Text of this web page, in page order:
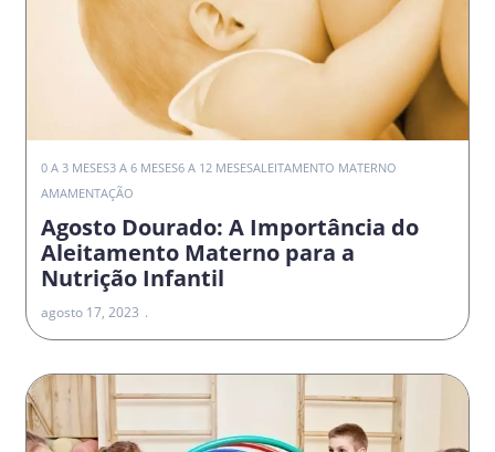
0 A 3 MESES3 A 6 MESES6 A 12 MESESALEITAMENTO MATERNO
AMAMENTAÇÃO
Agosto Dourado: A Importância do
Aleitamento Materno para a
Nutrição Infantil
agosto 17, 2023